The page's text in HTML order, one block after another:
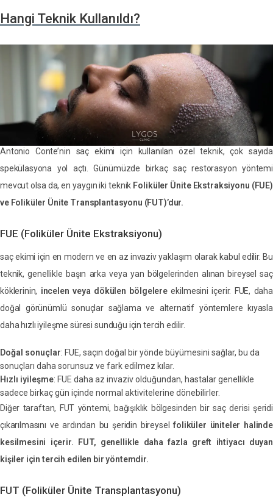
Hangi Teknik Kullanıldı?
Antonio Conte’nin saç ekimi için kullanılan özel teknik, çok sayıda
spekülasyona yol açtı. Günümüzde birkaç saç restorasyon yöntemi
mevcut olsa da, en yaygın iki teknik Foliküler Ünite Ekstraksiyonu (FUE)
ve Foliküler Ünite Transplantasyonu (FUT)’dur.
FUE (Foliküler Ünite Ekstraksiyonu)
saç ekimi için en modern ve en az invaziv yaklaşım olarak kabul edilir. Bu
teknik, genellikle başın arka veya yan bölgelerinden alınan bireysel saç
köklerinin, incelen veya dökülen bölgelere ekilmesini içerir. FUE, daha
doğal görünümlü sonuçlar sağlama ve alternatif yöntemlere kıyasla
daha hızlı iyileşme süresi sunduğu için tercih edilir.
Doğal sonuçlar: FUE, saçın doğal bir yönde büyümesini sağlar, bu da
sonuçları daha sorunsuz ve fark edilmez kılar.
Hızlı iyileşme: FUE daha az invaziv olduğundan, hastalar genellikle
sadece birkaç gün içinde normal aktivitelerine dönebilirler.
Diğer taraftan, FUT yöntemi, bağışıklık bölgesinden bir saç derisi şeridi
çıkarılmasını ve ardından bu şeridin bireyselfoliküler üniteler halinde
kesilmesini içerir. FUT, genellikle daha fazla greft ihtiyacı duyan
kişiler için tercih edilen bir yöntemdir.
FUT (Foliküler Ünite Transplantasyonu)